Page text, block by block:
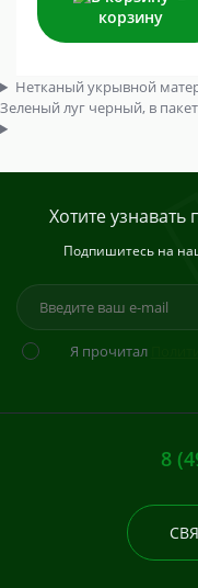
корзину
Нетканый укрывной
Зеленый луг черный, в
Хотите
Подпишитесь на
Я прочитал
8